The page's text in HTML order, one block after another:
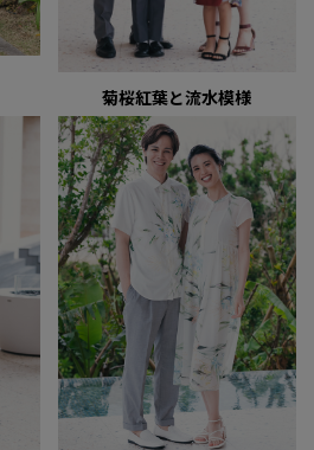
菊桜紅葉と流水模様